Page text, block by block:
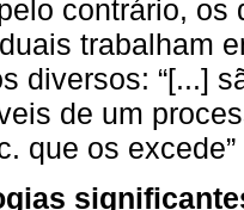
contrário,
trabalham
diversos: “[...]
de um
que os